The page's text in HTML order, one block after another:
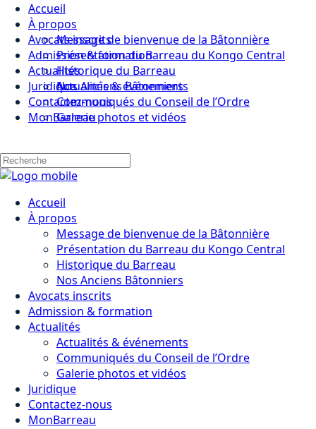
Accueil
À propos
Message de bienvenue de la Bâtonnière
Présentation du Barreau du Kongo Central
Historique du Barreau
Nos Anciens Bâtonniers
Avocats inscrits
Admission & formation
Actualités
Actualités & événements
Communiqués du Conseil de l’Ordre
Galerie photos et vidéos
Juridique
Contactez-nous
MonBarreau
Accueil
À propos
Message de bienvenue de la Bâtonnière
Présentation du Barreau du Kongo Central
Historique du Barreau
Nos Anciens Bâtonniers
Avocats inscrits
Admission & formation
Actualités
Actualités & événements
Communiqués du Conseil de l’Ordre
Galerie photos et vidéos
Juridique
Contactez-nous
MonBarreau